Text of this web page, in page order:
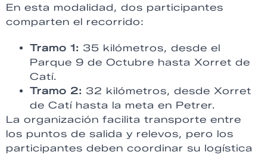
En esta modalidad, dos participantes
comparten el recorrido:
Tramo 1: 35 kilómetros, desde el
Parque 9 de Octubre hasta Xorret de
Catí.
Tramo 2: 32 kilómetros, desde Xorret
de Catí hasta la meta en Petrer.
La organización facilita transporte entre
los puntos de salida y relevos, pero los
participantes deben coordinar su logística